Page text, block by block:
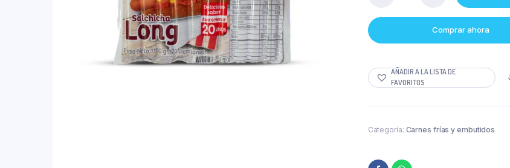
LONG
X40
unid
KG
ZENU
Comprar ahora
AÑADIR A LA LISTA DE
FAVORITOS
Categoría: Carnes frías y embutidos